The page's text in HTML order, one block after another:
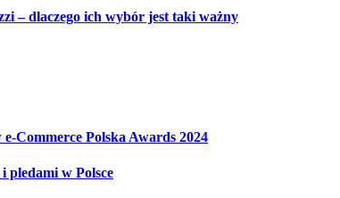
– dlaczego ich wybór jest taki ważny
Commerce Polska Awards 2024
pledami w Polsce